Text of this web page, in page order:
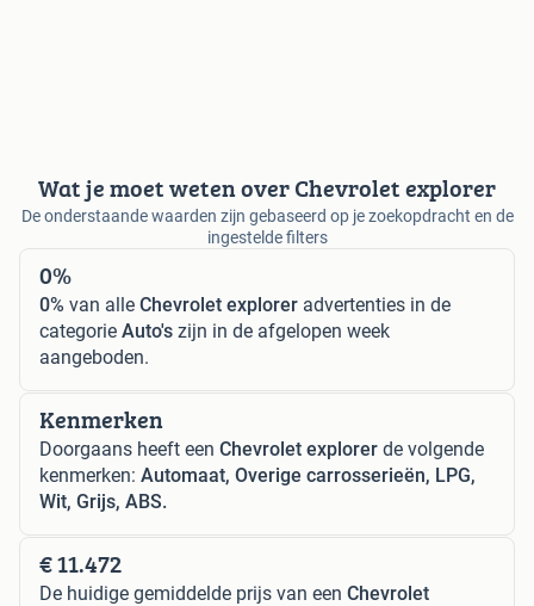
Wat je moet weten over Chevrolet explorer
De onderstaande waarden zijn gebaseerd op je zoekopdracht en de
ingestelde filters
0%
0% van alle Chevrolet explorer advertenties in de
categorie Auto's zijn in de afgelopen week
aangeboden.
Kenmerken
Doorgaans heeft een Chevrolet explorer de volgende
kenmerken: Automaat, Overige carrosserieën, LPG,
Wit, Grijs, ABS.
€ 11.472
De huidige gemiddelde prijs van een Chevrolet